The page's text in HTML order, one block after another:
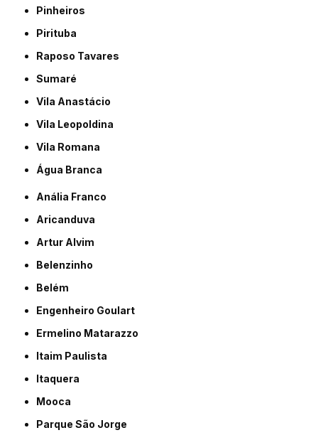
Pinheiros
Pirituba
Raposo Tavares
Sumaré
Vila Anastácio
Vila Leopoldina
Vila Romana
Água Branca
Anália Franco
Aricanduva
Artur Alvim
Belenzinho
Belém
Engenheiro Goulart
Ermelino Matarazzo
Itaim Paulista
Itaquera
Mooca
Parque São Jorge